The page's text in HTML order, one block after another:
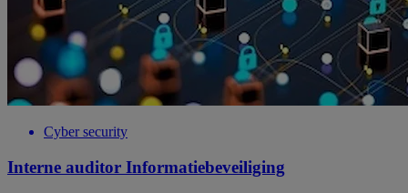
Cyber security
Interne auditor Informatiebeveiliging